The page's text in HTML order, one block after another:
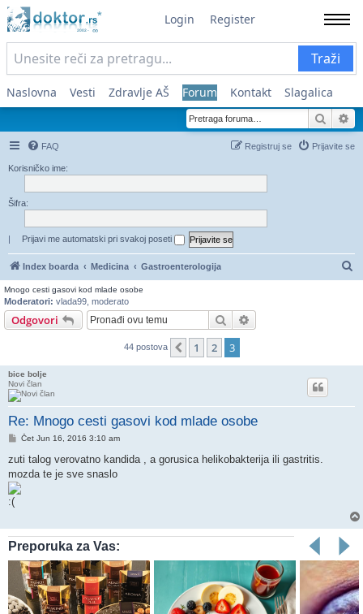
Login Register
Traži
Naslovna Vesti Zdravlje AŠ Forum Kontakt Slagalica
FAQ Prijavite se
Registruj se
Korisničko ime:
Šifra:
| Prijavi me automatski pri svakoj poseti
Index boarda Medicina Gastroenterologija
Mnogo cesti gasovi kod mlade osobe
Moderatori: vlada99 moderato
Odgovori Pretraga
44 postova Prethodni
1 2 3
bice bolje
Novi član
Re: Mnogo cesti gasovi kod mlade osobe
Post
Čet Jun 16, 2016 3:10 am
zuti talog verovatno kandida , a gorusica helikobakterija ili gastritis.
mozda te je sve snaslo
Preporuka za Vas: